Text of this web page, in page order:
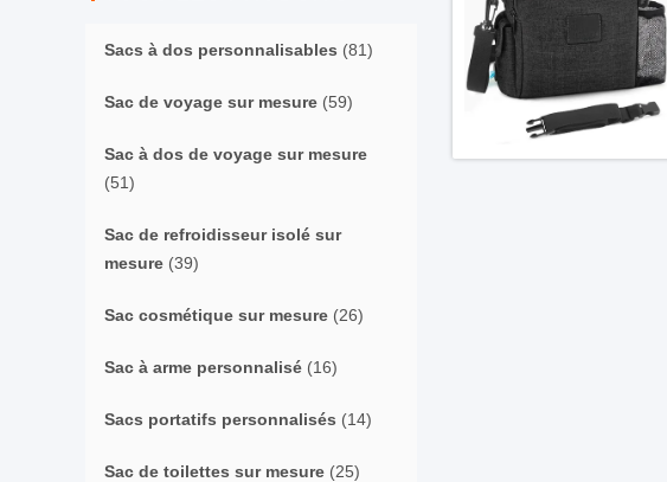
Sacs à dos personnalisables (81)
Sac de voyage sur mesure (59)
Sac à dos de voyage sur mesure
(51)
Sac de refroidisseur isolé sur
mesure (39)
Sac cosmétique sur mesure (26)
Sac à arme personnalisé (16)
Sacs portatifs personnalisés (14)
Sac de toilettes sur mesure (25)